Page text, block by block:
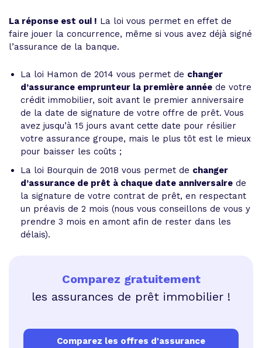
La réponse est oui ! La loi vous permet en effet de
faire jouer la concurrence, même si vous avez déjà signé
l’assurance de la banque.
La loi Hamon de 2014 vous permet de changer
d’assurance emprunteur la première année de votre
crédit immobilier, soit avant le premier anniversaire
de la date de signature de votre offre de prêt. Vous
avez jusqu’à 15 jours avant cette date pour résilier
votre assurance groupe, mais le plus tôt est le mieux
pour baisser les coûts ;
La loi Bourquin de 2018 vous permet de changer
d’assurance de prêt à chaque date anniversaire de
la signature de votre contrat de prêt, en respectant
un préavis de 2 mois (nous vous conseillons de vous y
prendre 3 mois en amont afin de rester dans les
délais).
Comparez gratuitement
les assurances de prêt immobilier !
Comparez les offres d'assurance